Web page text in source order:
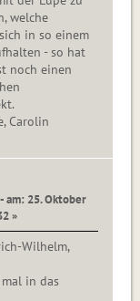
welche
in so einem
- so hat
noch einen
Carolin
am: 25. Oktober
»
Wilhelm,
in das